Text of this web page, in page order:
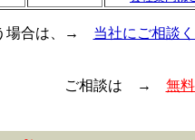
場合は、→ 当社にご相談
ご相談は →
無